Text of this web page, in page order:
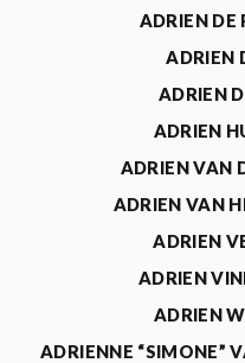
ADRIEN DE
ADRIEN
ADRIEN
ADRIEN
ADRIEN VAN
ADRIEN VAN
ADRIEN
ADRIEN
ADRIEN
ADRIENNE “SIMONE”